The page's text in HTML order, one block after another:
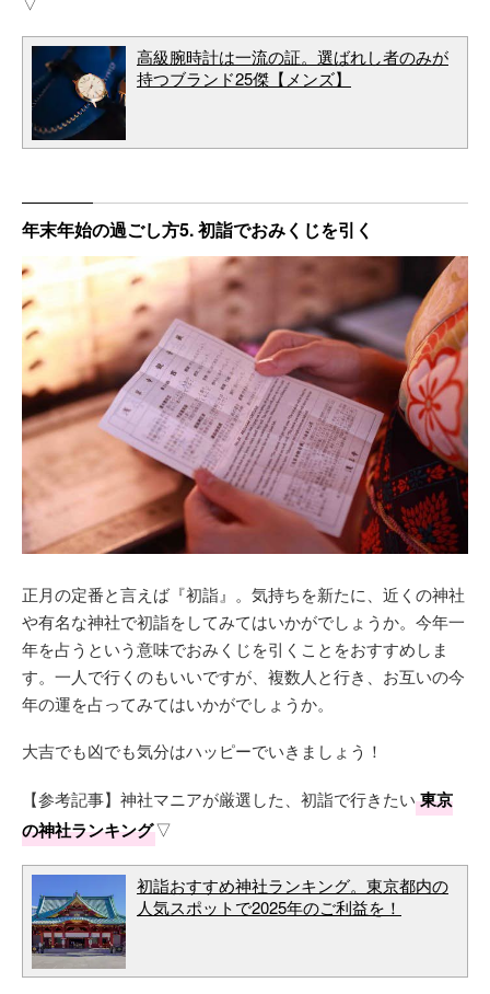
高級腕時計は一流の証。選ばれし者のみが
持つブランド25傑【メンズ】
年末年始の過ごし方5. 初詣でおみくじを引く
正月の定番と言えば『初詣』。気持ちを新たに、近くの神社
や有名な神社で初詣をしてみてはいかがでしょうか。今年一
年を占うという意味でおみくじを引くことをおすすめしま
す。一人で行くのもいいですが、複数人と行き、お互いの今
年の運を占ってみてはいかがでしょうか。
大吉でも凶でも気分はハッピーでいきましょう！
【参考記事】神社マニアが厳選した、初詣で行きたい 東京
の神社ランキング▽
初詣おすすめ神社ランキング。東京都内の
人気スポットで2025年のご利益を！